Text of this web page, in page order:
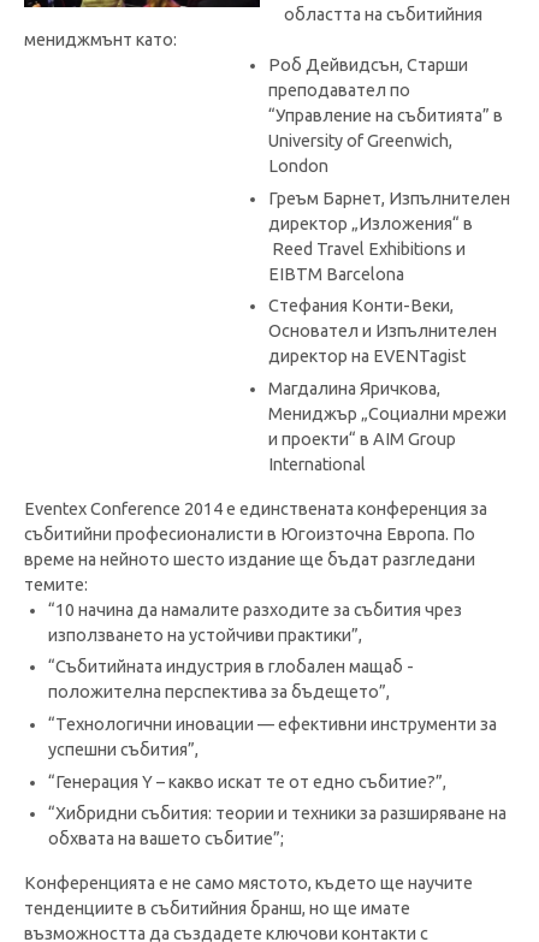
областта на събитийния
мениджмънт като:
Роб Дейвидсън, Старши
преподавател по
“Управление на събитията” в
University of Greenwich,
London
Греъм Барнет, Изпълнителен
директор „Изложения“ в
Reed Travel Exhibitions и
EIBTM Barcelona
Стефания Конти-Веки,
Основател и Изпълнителен
директор на EVENTagist
Магдалина Яричкова,
Мениджър „Социални мрежи
и проекти“ в AIM Group
International
Eventex Conference 2014 е единствената конференция за
събитийни професионалисти в Югоизточна Европа. По
време на нейното шесто издание ще бъдат разгледани
темите:
“10 начина да намалите разходите за събития чрез
използването на устойчиви практики”,
“Събитийната индустрия в глобален мащаб -
положителна перспектива за бъдещето”,
“Технологични иновации — ефективни инструменти за
успешни събития”,
“Генерация Y – какво искат те от едно събитие?”,
“Хибридни събития: теории и техники за разширяване на
обхвата на вашето събитие”;
Конференцията е не само мястото, където ще научите
тенденциите в събитийния бранш, но ще имате
възможността да създадете ключови контакти с